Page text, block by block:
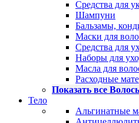
Средства для
Шампуни
Бальзамы,
Маски для
Средства для
Наборы для
Масла для
Расходные
Показать все
Тело
Альгинатные